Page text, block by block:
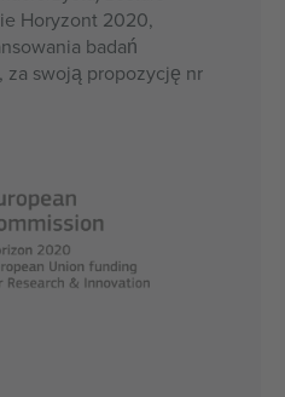
Horyzont 2020,
badań
swoją propozycję nr